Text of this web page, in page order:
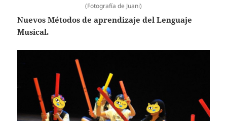
(Fotografía de Juani)
Nuevos Métodos de aprendizaje del Lenguaje
Musical.